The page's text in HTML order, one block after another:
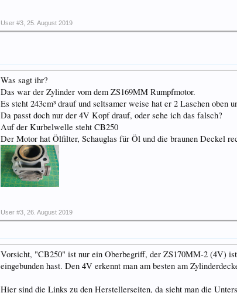
User #3 25. August 2019
Was sagt ihr?
Das war der Zylinder vom dem ZS169MM Rumpfmotor.
Es steht 243cm³ drauf und seltsamer weise hat er 2 Laschen oben
Da passt doch nur der 4V Kopf drauf, oder sehe ich das falsch?
Auf der Kurbelwelle steht CB250
Der Motor hat Ölfilter, Schauglas für Öl und die braunen Deckel
User #3 26. August 2019
Vorsicht, "CB250" ist nur ein Oberbegriff, der ZS170MM-2 (4V)
eingebunden hast. Den 4V erkennt man am besten am
Hier sind die Links zu den Herstellerseiten, da sieht man die